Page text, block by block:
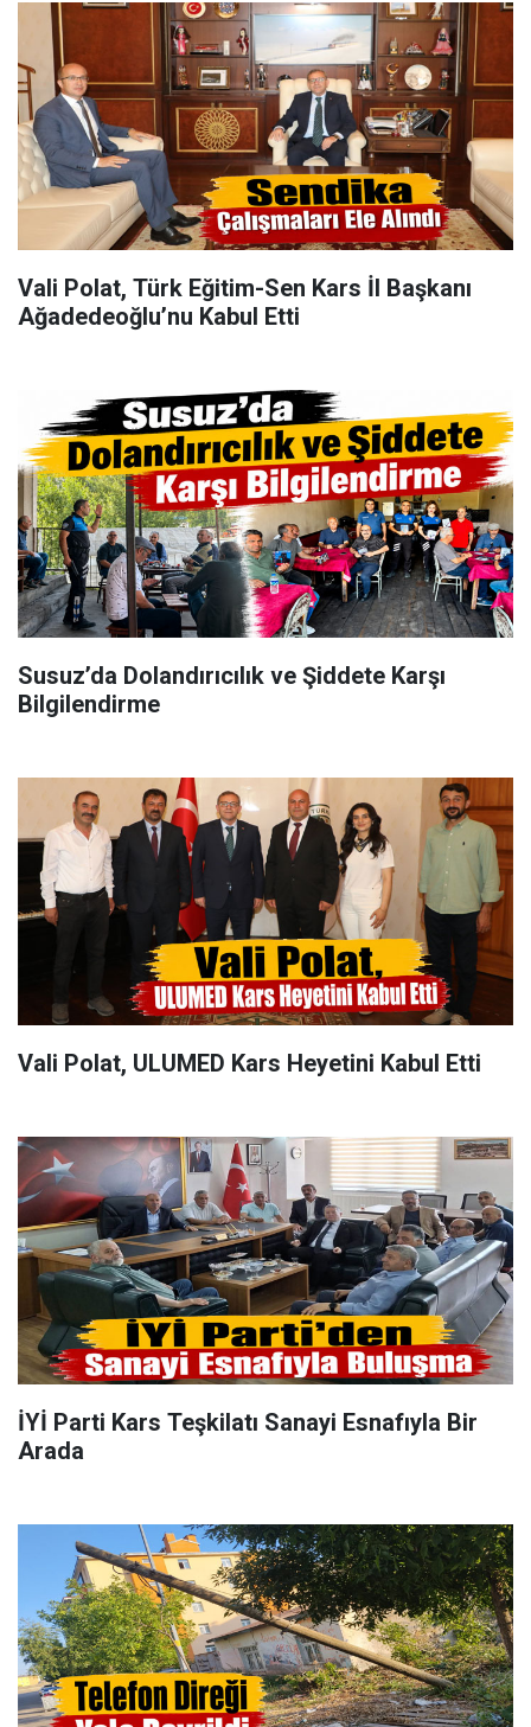
Vali Polat, Türk Eğitim-Sen Kars İl Başkanı
Ağadedeoğlu’nu Kabul Etti
Susuz’da Dolandırıcılık ve Şiddete Karşı
Bilgilendirme
Vali Polat, ULUMED Kars Heyetini Kabul Etti
İYİ Parti Kars Teşkilatı Sanayi Esnafıyla Bir
Arada